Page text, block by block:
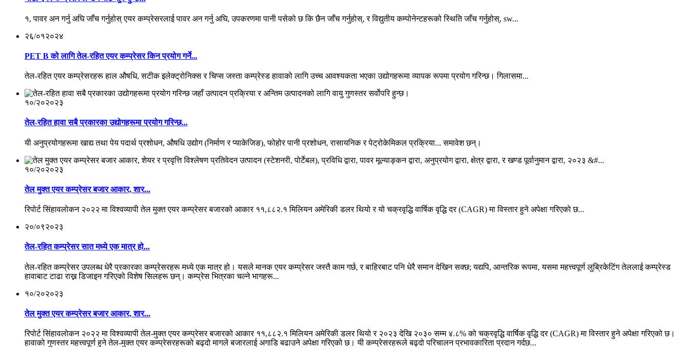
१, पावर अन गर्नु अघि जाँच गर्नुहोस् एयर कम्प्रेसरलाई पावर अन गर्नु अघि, उपकरणमा पानी पसेको छ कि छैन जाँच गर्नुहोस्, र विद्युतीय कम्पोनेन्टहरूको स्थिति जाँच गर्नुहोस्, sw...
२६/०१२०२४
PET B को लागि तेल-रहित एयर कम्प्रेसर किन प्रयोग गर्ने...
तेल-रहित एयर कम्प्रेसरहरू हाल औषधि, सटीक इलेक्ट्रोनिक्स र चिप्स जस्ता कम्प्रेस्ड हावाको लागि उच्च आवश्यकता भएका उद्योगहरूमा व्यापक रूपमा प्रयोग गरिन्छ। गिलासमा...
१०/२०२०२३
तेल-रहित हावा सबै प्रकारका उद्योगहरूमा प्रयोग गरिन्छ...
यी अनुप्रयोगहरूमा खाद्य तथा पेय पदार्थ प्रशोधन, औषधि उद्योग (निर्माण र प्याकेजिङ), फोहोर पानी प्रशोधन, रासायनिक र पेट्रोकेमिकल प्रक्रिया... समावेश छन्।
१०/२०२०२३
तेल मुक्त एयर कम्प्रेसर बजार आकार, शार...
रिपोर्ट सिंहावलोकन २०२२ मा विश्वव्यापी तेल मुक्त एयर कम्प्रेसर बजारको आकार ११,८८२.१ मिलियन अमेरिकी डलर थियो र यो चक्रवृद्धि वार्षिक वृद्धि दर (CAGR) मा विस्तार हुने अपेक्षा गरिएको छ...
२०/०९२०२३
तेल-रहित कम्प्रेसर सात मध्ये एक मात्र हो...
तेल-रहित कम्प्रेसर उपलब्ध धेरै प्रकारका कम्प्रेसरहरू मध्ये एक मात्र हो। यसले मानक एयर कम्प्रेसर जस्तै काम गर्छ, र बाहिरबाट पनि धेरै समान देखिन सक्छ; यद्यपि, आन्तरिक रूपमा, यसमा महत्त्वपूर्ण लुब्रिकेटिंग तेललाई कम्प्रेस्ड
हावाबाट टाढा राख्न डिजाइन गरिएको विशेष सिलहरू छन्। कम्प्रेस भित्रका चल्ने भागहरू...
१०/२०२०२३
तेल मुक्त एयर कम्प्रेसर बजार आकार, शार...
रिपोर्ट सिंहावलोकन २०२२ मा विश्वव्यापी तेल-मुक्त एयर कम्प्रेसर बजारको आकार ११,८८२.१ मिलियन अमेरिकी डलर थियो र २०२३ देखि २०३० सम्म ४.८% को चक्रवृद्धि वार्षिक वृद्धि दर (CAGR) मा विस्तार हुने अपेक्षा गरिएको छ।
हावाको गुणस्तर महत्त्वपूर्ण हुने तेल-मुक्त एयर कम्प्रेसरहरूको बढ्दो मागले बजारलाई अगाडि बढाउने अपेक्षा गरिएको छ। यी कम्प्रेसरहरूले बढ्दो परिचालन प्रभावकारिता प्रदान गर्दछ...